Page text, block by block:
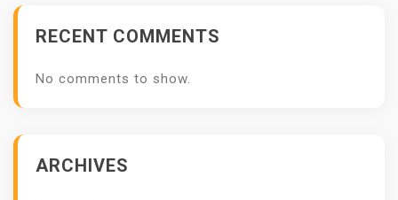
RECENT COMMENTS
No comments to show.
ARCHIVES